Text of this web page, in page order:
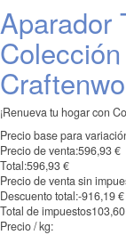
Aparador
¡Renueva tu hogar con
Precio base para
Precio de venta:596,93 €
Total:596,93 €
Precio de venta sin
Descuento total:-916,19 €
Total de impuestos
Precio / kg: